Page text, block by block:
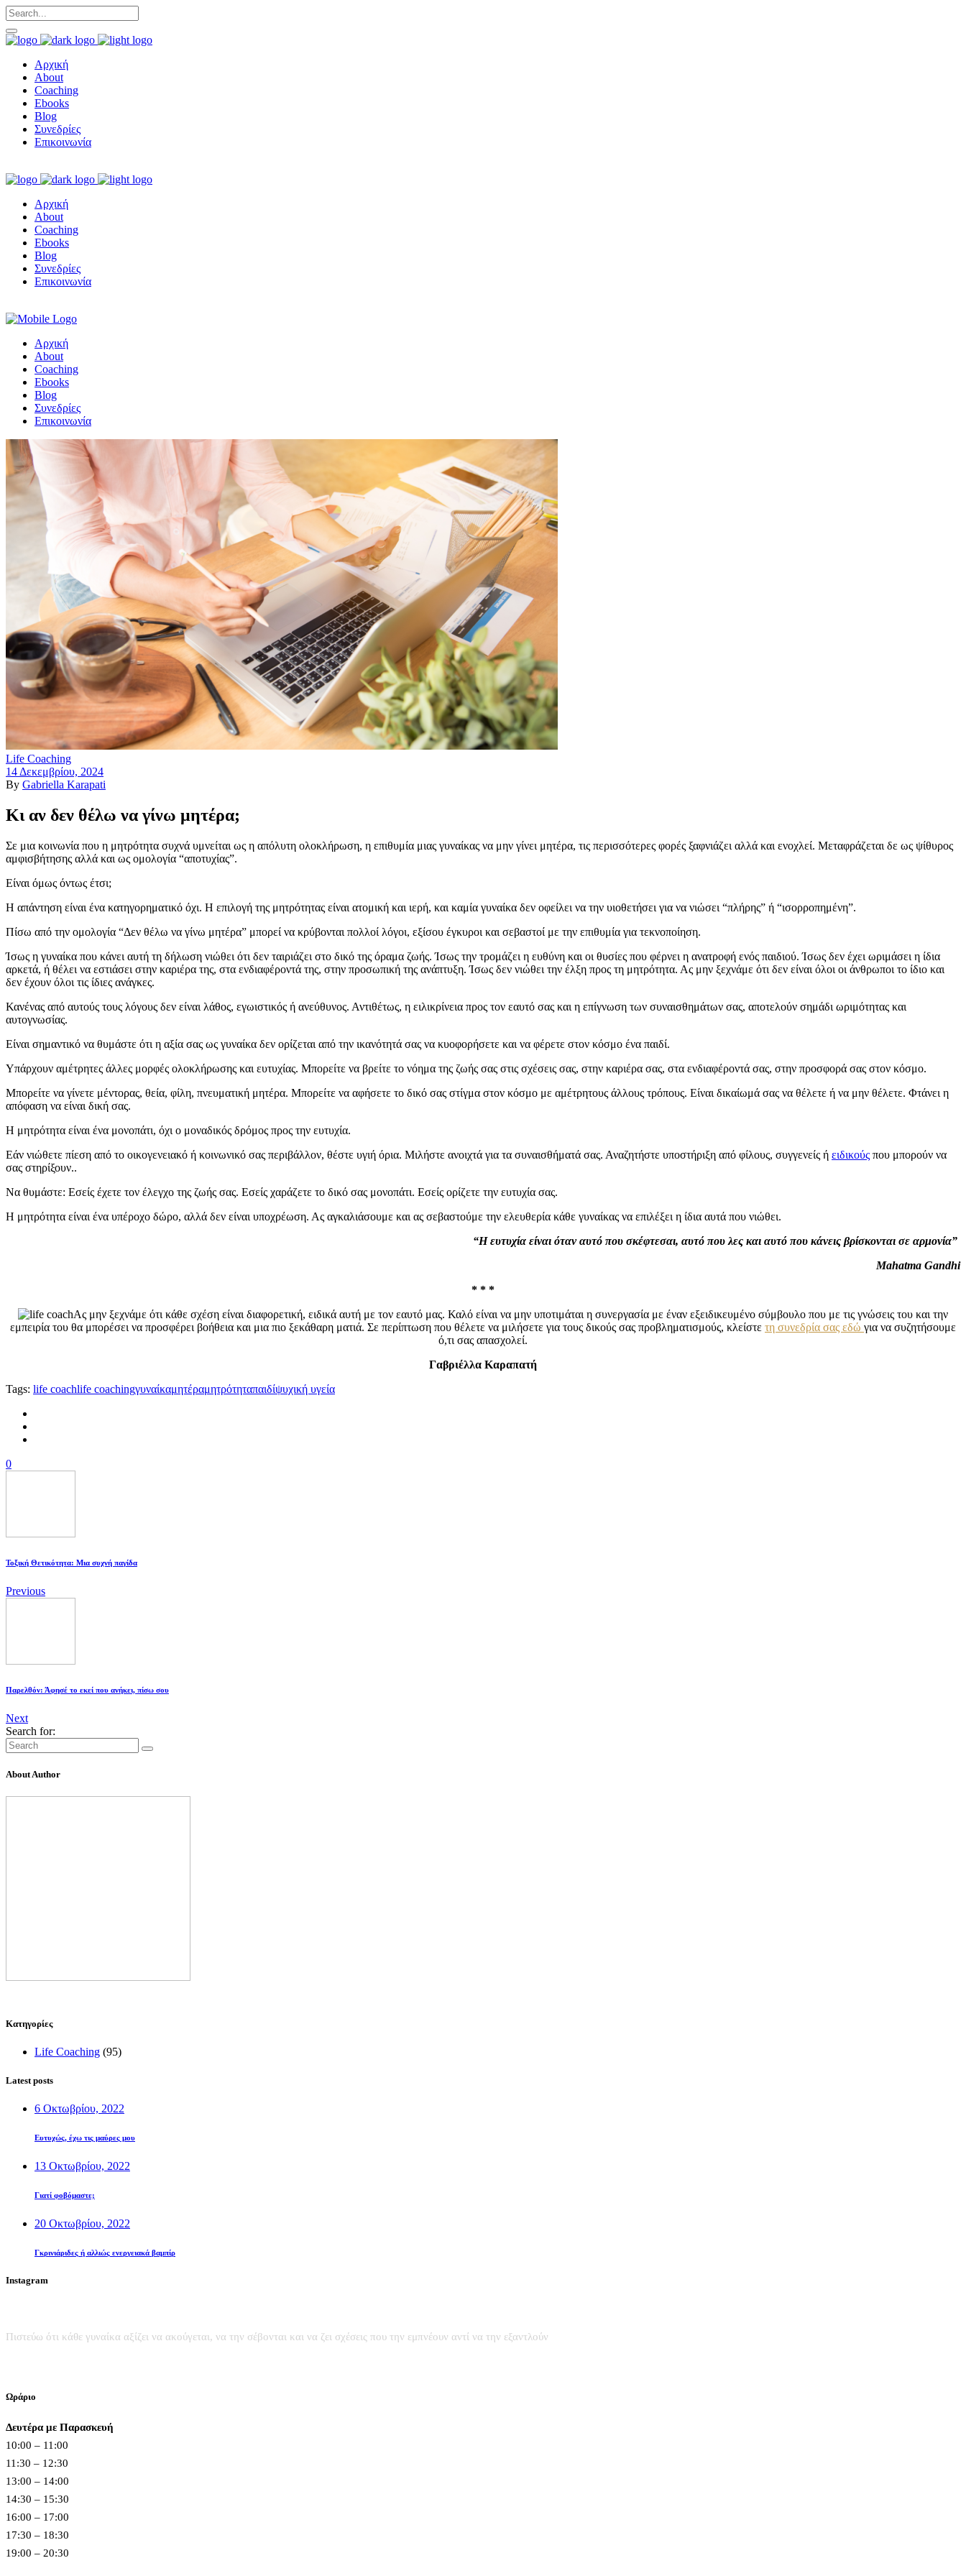
Αρχική
About
Coaching
Ebooks
Blog
Συνεδρίες
Επικοινωνία
Αρχική
About
Coaching
Ebooks
Blog
Συνεδρίες
Επικοινωνία
Αρχική
About
Coaching
Ebooks
Blog
Συνεδρίες
Επικοινωνία
Life Coaching
14 Δεκεμβρίου, 2024
By Gabriella Karapati
Κι αν δεν θέλω να γίνω μητέρα;
Σε μια κοινωνία που η μητρότητα συχνά υμνείται ως η απόλυτη ολοκλήρωση, η επιθυμία μιας γυναίκας να μην γίνει μητέρα, τις περισσότερες φορές ξαφνιάζει αλλά και ενοχλεί. Μεταφράζεται δε ως ψίθυρος
αμφισβήτησης αλλά και ως ομολογία “αποτυχίας”.
Είναι όμως όντως έτσι;
Η απάντηση είναι ένα κατηγορηματικό όχι. Η επιλογή της μητρότητας είναι ατομική και ιερή, και καμία γυναίκα δεν οφείλει να την υιοθετήσει για να νιώσει “πλήρης” ή “ισορροπημένη”.
Πίσω από την ομολογία “Δεν θέλω να γίνω μητέρα” μπορεί να κρύβονται πολλοί λόγοι, εξίσου έγκυροι και σεβαστοί με την επιθυμία για τεκνοποίηση.
Ίσως η γυναίκα που κάνει αυτή τη δήλωση νιώθει ότι δεν ταιριάζει στο δικό της όραμα ζωής. Ίσως την τρομάζει η ευθύνη και οι θυσίες που φέρνει η ανατροφή ενός παιδιού. Ίσως δεν έχει ωριμάσει η ίδια
αρκετά, ή θέλει να εστιάσει στην καριέρα της, στα ενδιαφέροντά της, στην προσωπική της ανάπτυξη. Ίσως δεν νιώθει την έλξη προς τη μητρότητα. Ας μην ξεχνάμε ότι δεν είναι όλοι οι άνθρωποι το ίδιο και
δεν έχουν όλοι τις ίδιες ανάγκες.
Κανένας από αυτούς τους λόγους δεν είναι λάθος, εγωιστικός ή ανεύθυνος. Αντιθέτως, η ειλικρίνεια προς τον εαυτό σας και η επίγνωση των συναισθημάτων σας, αποτελούν σημάδι ωριμότητας και
αυτογνωσίας.
Είναι σημαντικό να θυμάστε ότι η αξία σας ως γυναίκα δεν ορίζεται από την ικανότητά σας να κυοφορήσετε και να φέρετε στον κόσμο ένα παιδί.
Υπάρχουν αμέτρητες άλλες μορφές ολοκλήρωσης και ευτυχίας. Μπορείτε να βρείτε το νόημα της ζωής σας στις σχέσεις σας, στην καριέρα σας, στα ενδιαφέροντά σας, στην προσφορά σας στον κόσμο.
Μπορείτε να γίνετε μέντορας, θεία, φίλη, πνευματική μητέρα. Μπορείτε να αφήσετε το δικό σας στίγμα στον κόσμο με αμέτρητους άλλους τρόπους. Είναι δικαίωμά σας να θέλετε ή να μην θέλετε. Φτάνει η
απόφαση να είναι δική σας.
Η μητρότητα είναι ένα μονοπάτι, όχι ο μοναδικός δρόμος προς την ευτυχία.
Εάν νιώθετε πίεση από το οικογενειακό ή κοινωνικό σας περιβάλλον, θέστε υγιή όρια. Μιλήστε ανοιχτά για τα συναισθήματά σας. Αναζητήστε υποστήριξη από φίλους, συγγενείς ή ειδικούς που μπορούν να
σας στηρίξουν..
Να θυμάστε: Εσείς έχετε τον έλεγχο της ζωής σας. Εσείς χαράζετε το δικό σας μονοπάτι. Εσείς ορίζετε την ευτυχία σας.
Η μητρότητα είναι ένα υπέροχο δώρο, αλλά δεν είναι υποχρέωση. Ας αγκαλιάσουμε και ας σεβαστούμε την ελευθερία κάθε γυναίκας να επιλέξει η ίδια αυτά που νιώθει.
“Η ευτυχία είναι όταν αυτό που σκέφτεσαι, αυτό που λες και αυτό που κάνεις βρίσκονται σε αρμονία”
Mahatma Gandhi
* * *
Ας μην ξεχνάμε ότι κάθε σχέση είναι διαφορετική, ειδικά αυτή με τον εαυτό μας. Καλό είναι να μην υποτιμάται η συνεργασία με έναν εξειδικευμένο σύμβουλο που με τις γνώσεις του και την
εμπειρία του θα μπορέσει να προσφέρει βοήθεια και μια πιο ξεκάθαρη ματιά. Σε περίπτωση που θέλετε να μιλήσετε για τους δικούς σας προβληματισμούς, κλείστε τη συνεδρία σας εδώ για να συζητήσουμε
ό,τι σας απασχολεί.
Γαβριέλλα Καραπατή
Tags: life coachlife coachingγυναίκαμητέραμητρότηταπαιδίψυχική υγεία
0
Τοξική Θετικότητα: Μια συχνή παγίδα
Previous
Παρελθόν: Άφησέ το εκεί που ανήκει, πίσω σου
Next
Search for:
About Author
Kατηγορίες
Life Coaching (95)
Latest posts
6 Οκτωβρίου, 2022
Ευτυχώς, έχω τις μαύρες μου
13 Οκτωβρίου, 2022
Γιατί φοβόμαστε;
20 Οκτωβρίου, 2022
Γκρινιάριδες ή αλλιώς ενεργειακά βαμπίρ
Instagram
Πιστεύω ότι κάθε γυναίκα αξίζει να ακούγεται, να την σέβονται και να ζει σχέσεις που την εμπνέουν αντί να την εξαντλούν
Ωράριο
Δευτέρα με Παρασκευή
10:00 – 11:00
11:30 – 12:30
13:00 – 14:00
14:30 – 15:30
16:00 – 17:00
17:30 – 18:30
19:00 – 20:30